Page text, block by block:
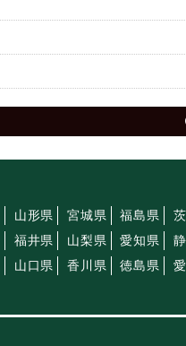
山形県 宮城県 福島県
福井県 山梨県 愛知県
山口県 香川県 徳島県